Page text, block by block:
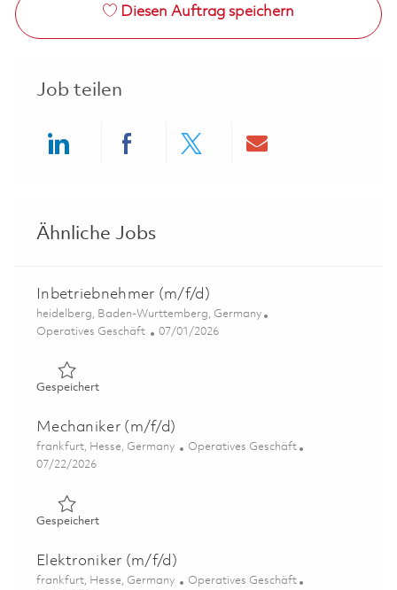
Diesen Auftrag speichern
Job teilen
Ähnliche Jobs
Inbetriebnehmer (m/f/d)
Ort
heidelberg, Baden-Wurttemberg, Germany
Kategorie
Operatives Geschäft Posted Date
07/01/2026
GespeichertGespeichert Inbetriebnehmer (m/f/d) 01856639
Mechaniker (m/f/d)
Ort
frankfurt, Hesse, Germany Kategorie
Operatives Geschäft
Posted Date
07/22/2026
GespeichertGespeichert Mechaniker (m/f/d) 01859244
Elektroniker (m/f/d)
Ort
frankfurt, Hesse, Germany Kategorie
Operatives Geschäft